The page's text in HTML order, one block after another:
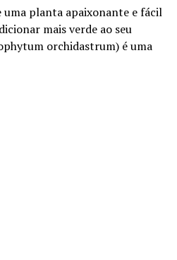
uma planta apaixonante e fácil
mais verde ao seu
orchidastrum) é uma